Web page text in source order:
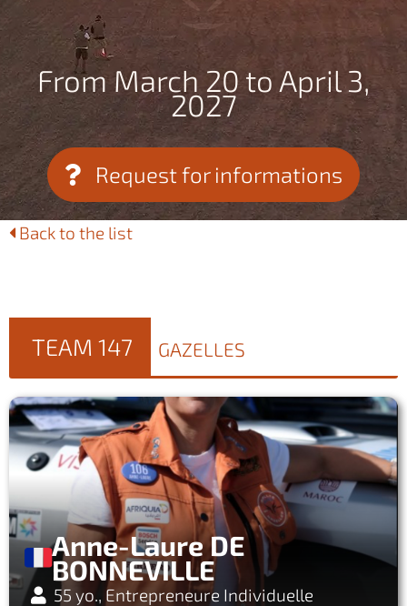
From March 20 to April 3,
2027
Request for informations
Back to the list
TEAM 147 GAZELLES
Anne-Laure DE
BONNEVILLE
55 yo., Entrepreneure Individuelle